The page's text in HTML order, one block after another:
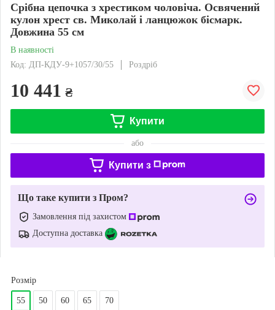
Срібна цепочка з хрестиком чоловіча. Освячений
кулон хрест св. Миколай і ланцюжок бісмарк.
Довжина 55 см
В наявності
Код: ДП-КДУ-9+1057/30/55
Роздріб
10 441 ₴
Купити
або
Купити з
Що таке купити з Пром?
Замовлення під захистом
Доступна доставка
Розмір
55 50 60 65 70